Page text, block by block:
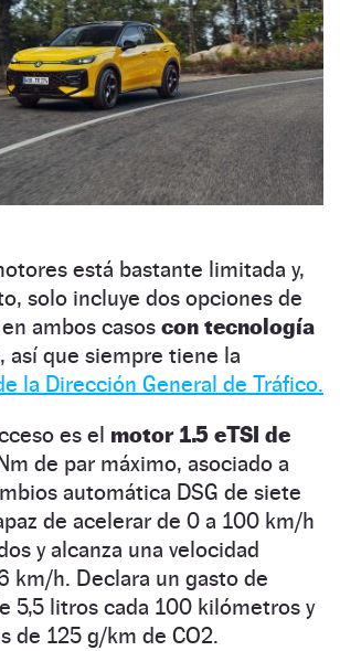
está bastante limitada y,
solo incluye dos opciones de
ambos casos con tecnología
, así que siempre tiene la
la Dirección General de Tráfico.
es el motor 1.5 eTSI de
de par máximo, asociado a
automática DSG de siete
de acelerar de 0 a 100 km/h
y alcanza una velocidad
km/h. Declara un gasto de
5,5 litros cada 100 kilómetros y
de 125 g/km de CO2.